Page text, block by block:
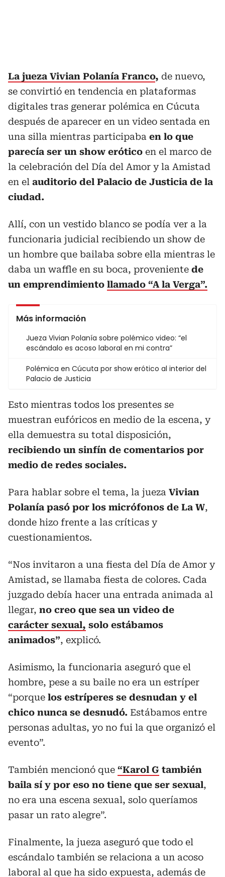
La jueza Vivian Polanía Franco, de nuevo,
se convirtió en tendencia en plataformas
digitales tras generar polémica en Cúcuta
después de aparecer en un video sentada en
una silla mientras participaba en lo que
parecía ser un show erótico en el marco de
la celebración del Día del Amor y la Amistad
en el auditorio del Palacio de Justicia de la
ciudad.
Allí, con un vestido blanco se podía ver a la
funcionaria judicial recibiendo un show de
un hombre que bailaba sobre ella mientras le
daba un waffle en su boca, proveniente de
un emprendimiento llamado “A la Verga”.
Más información
Jueza Vivian Polanía sobre polémico video: “el
escándalo es acoso laboral en mi contra”
Polémica en Cúcuta por show erótico al interior del
Palacio de Justicia
Esto mientras todos los presentes se
muestran eufóricos en medio de la escena, y
ella demuestra su total disposición,
recibiendo un sinfín de comentarios por
medio de redes sociales.
Para hablar sobre el tema, la jueza Vivian
Polanía pasó por los micrófonos de La W,
donde hizo frente a las críticas y
cuestionamientos.
“Nos invitaron a una fiesta del Día de Amor y
Amistad, se llamaba fiesta de colores. Cada
juzgado debía hacer una entrada animada al
llegar, no creo que sea un video de
carácter sexual, solo estábamos
animados”, explicó.
Asimismo, la funcionaria aseguró que el
hombre, pese a su baile no era un estríper
“porque los estríperes se desnudan y el
chico nunca se desnudó. Estábamos entre
personas adultas, yo no fui la que organizó el
evento”.
También mencionó que “Karol G también
baila sí y por eso no tiene que ser sexual,
no era una escena sexual, solo queríamos
pasar un rato alegre”.
Finalmente, la jueza aseguró que todo el
escándalo también se relaciona a un acoso
laboral al que ha sido expuesta, además de